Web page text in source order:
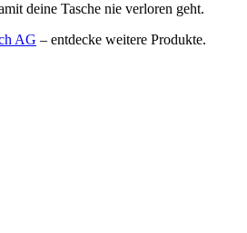
deine Tasche nie verloren geht.
AG – entdecke weitere Produkte.